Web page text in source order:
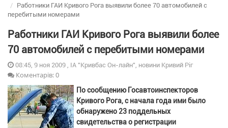
Работники ГАИ Кривого Рога выявили более 70 автомобилей с
перебитыми номерами
Работники ГАИ Кривого Рога выявили более
70 автомобилей с перебитыми номерами
08:45, 9 ноя 2009 , ІА "Кривбас Он-лайн", новини Кривий Ріг
Коментарів: 0
По сообщению Госавтоинспекторов
Кривого Рога, с начала года ими было
обнаружено 23 поддельных
свидетельства о регистрации